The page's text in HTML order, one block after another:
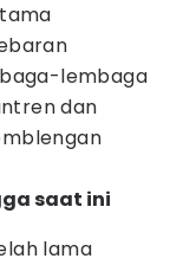
lembaga
dan
saat ini
lama